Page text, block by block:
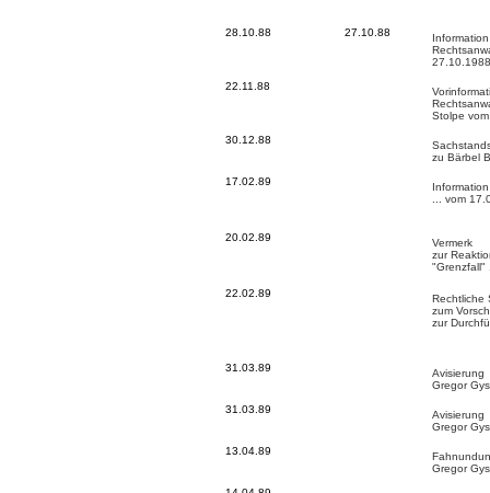
28.10.88 27.10.88
22.11.88
Stolpe
30.12.88
zu Bärbel
17.02.89
... vom
20.02.89
Vermerk
zur
"Grenzfall"
22.02.89
Rechtliche
zum
zur
31.03.89
Avisierung
Gregor
31.03.89
Avisierung
Gregor
13.04.89
Gregor